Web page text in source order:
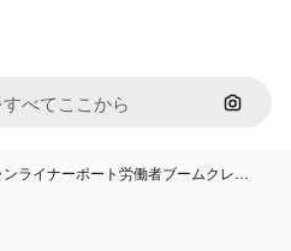
画像で
ンライナーポート労働者ブームクレ…